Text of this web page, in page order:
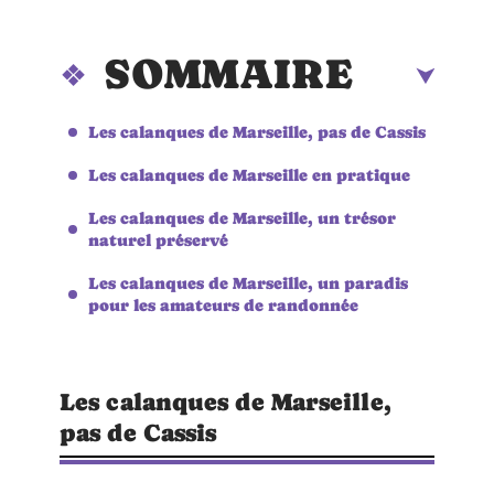
SOMMAIRE
Les calanques de Marseille, pas de Cassis
Les calanques de Marseille en pratique
Les calanques de Marseille, un trésor
naturel préservé
Les calanques de Marseille, un paradis
pour les amateurs de randonnée
Les calanques de Marseille,
pas de Cassis